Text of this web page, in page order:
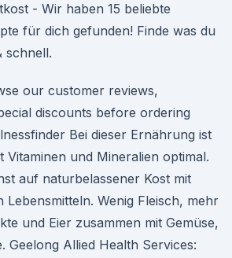
- Wir haben 15 beliebte
für dich gefunden! Finde was du
schnell.
our customer reviews,
discounts before ordering
Bei dieser Ernährung ist
Vitaminen und Mineralien optimal.
auf naturbelassener Kost mit
Lebensmitteln. Wenig Fleisch, mehr
und Eier zusammen mit Gemüse,
Geelong Allied Health Services: